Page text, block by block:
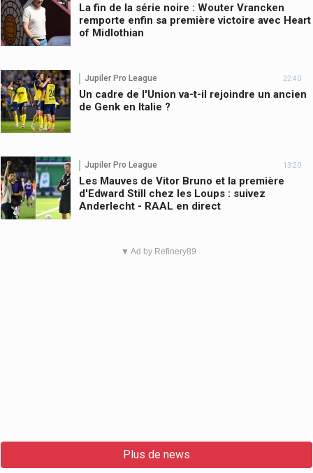
La fin de la série noire : Wouter Vrancken
remporte enfin sa première victoire avec Heart
of Midlothian
Jupiler Pro League 22:40
Un cadre de l'Union va-t-il rejoindre un ancien
de Genk en Italie ?
Jupiler Pro League 13:20
Les Mauves de Vitor Bruno et la première
d'Edward Still chez les Loups : suivez
Anderlecht - RAAL en direct
▼ Ad by Refinery89
Plus de news